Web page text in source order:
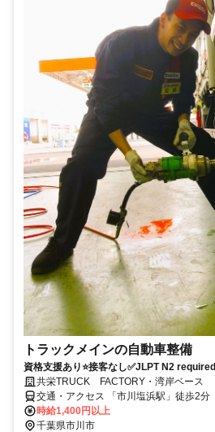
トラックメインの自動車整備
資格支援あり⭐接客なし✅JLPT N2
共栄TRUCK FACTORY・湾岸ベース
交通・アクセス 「市川塩浜駅」徒歩2分
時給1,400円以上
千葉県市川市